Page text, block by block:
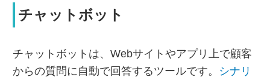
チャットボット
チャットボットは、Webサイトやアプリ上で顧客
からの質問に自動で回答するツールです。 シナリ